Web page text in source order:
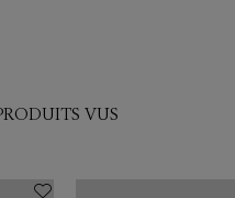
VUS